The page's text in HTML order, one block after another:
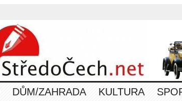
DŮM/ZAHRADA KULTURA